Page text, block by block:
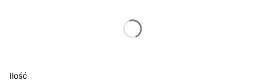
Poszczególne warianty mogą różnić się ceną
Ilość